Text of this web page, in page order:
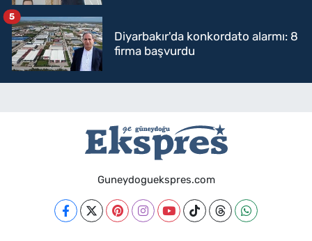
Diyarbakır'da konkordato alarmı: 8
firma başvurdu
5
Guneydoguekspres.com